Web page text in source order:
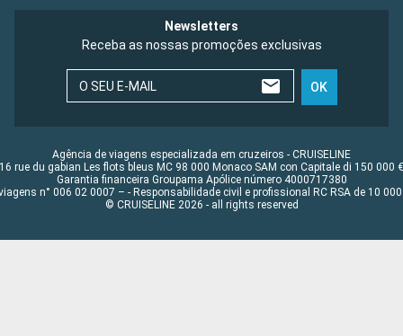
Newsletters
Receba as nossas promoções exclusivas
O SEU E-MAIL OK
Agência de viagens especializada em cruzeiros - CRUISELINE
16 rue du gabian Les flots bleus MC 98 000 Monaco SAM con Capitale di 150 000 €
Garantia financeira Groupama Apólice número 4000717380
n° 006 02 0007 – - Responsabilidade civil e profissional RC RSA de 10 000
© CRUISELINE 2026 - all rights reserved